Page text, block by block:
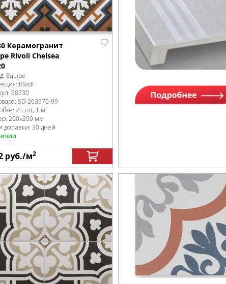
Керамогранит
Rivoli Chelsea
Equipe
Rivoli
30730
SD-263970-99
: 25 шт, 1 м2
200x200 мм
доставки: 30 дней
руб./м2